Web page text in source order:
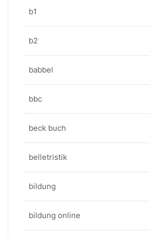
b1
b2
babbel
bbc
beck buch
belletristik
bildung
bildung online